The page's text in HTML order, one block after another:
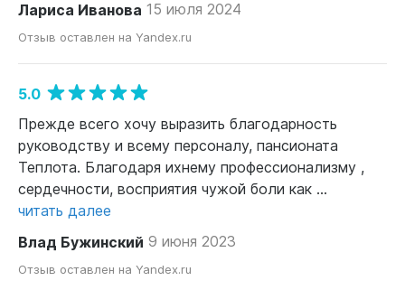
Лариса Иванова 15 июля 2024
Отзыв оставлен на Yandex.ru
5.0
Прежде всего хочу выразить благодарность
руководству и всему персоналу, пансионата
Теплота. Благодаря ихнему профессионализму ,
сердечности, восприятия чужой боли как ...
читать далее
Влад Бужинский 9 июня 2023
Отзыв оставлен на Yandex.ru